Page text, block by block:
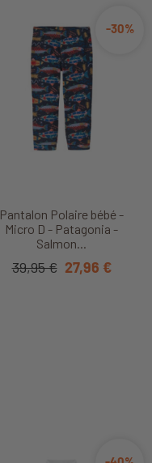
Pantalon Polaire bébé -
Micro D - Patagonia -
Salmon...
-30%
39,95 € 27,96 €